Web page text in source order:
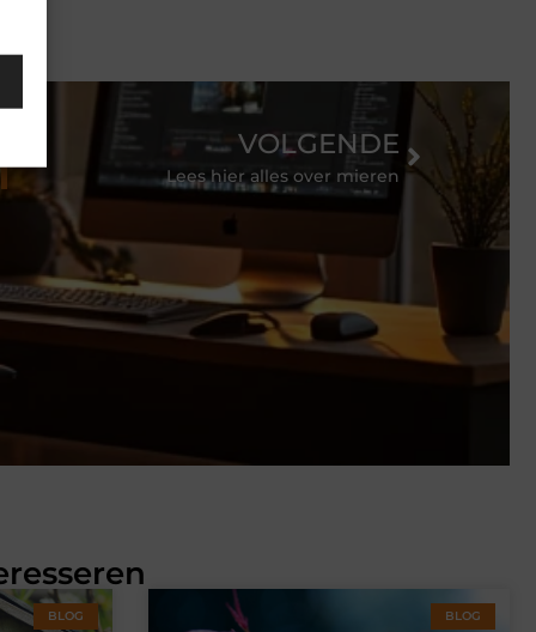
VOLGENDE
Lees hier alles over mieren
BLOG BLOG